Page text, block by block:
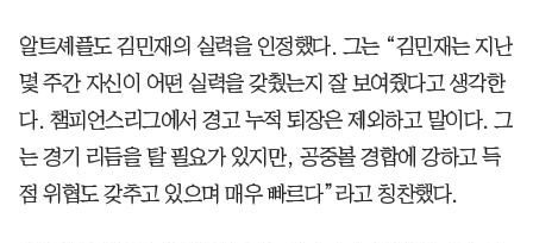
알트셰플도 김민재의 실력을 인정했다. 그는 “김민재는 지난
몇 주간 자신이 어떤 실력을 갖췄는지 잘 보여줬다고 생각한
다. 챔피언스리그에서 경고 누적 퇴장은 제외하고 말이다. 그
는 경기 리듬을 탈 필요가 있지만, 공중볼 경합에 강하고 득
점 위협도 갖추고 있으며 매우 빠르다”라고 칭찬했다.